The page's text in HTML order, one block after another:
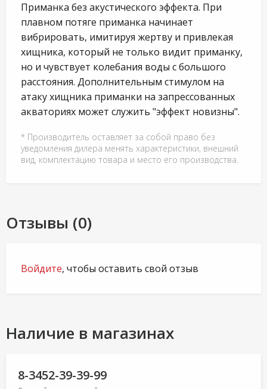
Приманка без акустического эффекта. При
плавном потяге приманка начинает
вибрировать, имитируя жертву и привлекая
хищника, который не только видит приманку,
но и чувствует колебания воды с большого
расстояния. Дополнительным стимулом на
атаку хищника приманки на запрессованных
акваториях может служить "эффект новизны".
* Производитель оставляет за собой право без
уведомления дилера менять характеристики, внешний
вид, комплектацию товара и место его производства.
Отзывы (0)
Войдите, чтобы оставить свой отзыв
Наличие в магазинах
8-3452-39-39-99